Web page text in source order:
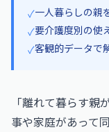
✓一人暮らしの親
✓要介護度別の使
✓客観的データで
「離れて暮らす
事や家庭があって